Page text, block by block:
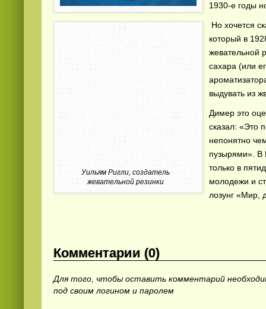
Уильям Ригли, создатель
жевательной резинки
1930-е годы
Но хочется
который в
жевательной
сахара (или
выдувать из
Димер это
сказал: «Это
непонятно
пузырями». В
только в
молодежи и
лозунг «Мир,
Комментарии (0)
Для того, чтобы оставить комментарий
под своим логином и паролем